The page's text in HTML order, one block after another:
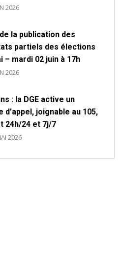
2026
la publication des
partiels des élections
– mardi 02 juin à 17h
2026
: la DGE active un
d’appel, joignable au 105,
24h/24 et 7j/7
2026